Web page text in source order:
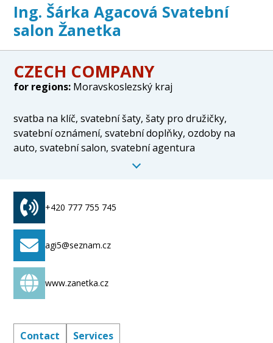
Ing. Šárka Agacová Svatební
salon Žanetka
CZECH COMPANY
for regions: Moravskoslezský kraj
svatba na klíč, svatební šaty, šaty pro družičky,
svatební oznámení, svatební doplňky, ozdoby na
auto, svatební salon, svatební agentura
+420 777 755 745
agi5@seznam.cz
www.zanetka.cz
Contact Services